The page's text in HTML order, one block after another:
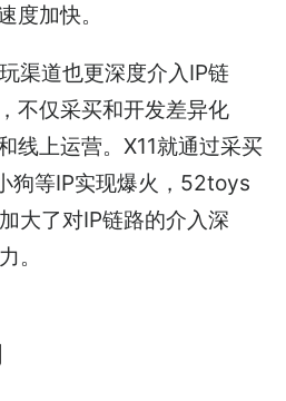
度加快。
渠道也更深度介入IP链
不仅采买和开发差异化
线上运营。X11就通过采买
狗等IP实现爆火，52toys
大了对IP链路的介入深
。